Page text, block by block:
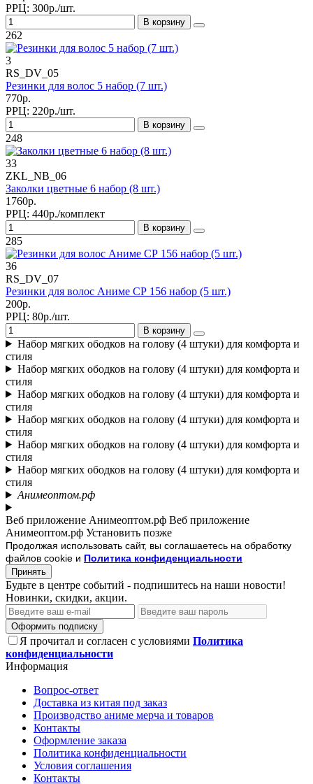
РРЦ: 300р./шт.
В корзину
262
3
RS_DV_05
Резинки для волос 5 набор (7 шт.)
770р.
РРЦ: 220р./шт.
В корзину
248
33
ZKL_NB_06
Заколки цветные 6 набор (8 шт.)
1760р.
РРЦ: 440р./комплект
В корзину
285
36
RS_DV_07
Резинки для волос Аниме СР 156 набор (5 шт.)
200р.
РРЦ: 80р./шт.
В корзину
Набор мягких ободков на голову (4 штуки) для комфорта и
стиля
Набор мягких ободков на голову (4 штуки) для комфорта и
стиля
Набор мягких ободков на голову (4 штуки) для комфорта и
стиля
Набор мягких ободков на голову (4 штуки) для комфорта и
стиля
Набор мягких ободков на голову (4 штуки) для комфорта и
стиля
Набор мягких ободков на голову (4 штуки) для комфорта и
стиля
Анимеоптом.рф
Веб приложение Анимеоптом.рф Веб приложение
Анимеоптом.рф Установить позже
Продолжая использовать сайт, вы соглашаетесь на обработку
файлов cookie и Политика конфиденциальности
Принять
Будьте в центре событий - подпишитесь на наши новости!
Новинки, скидки, акции.
Оформить подписку
Я прочитал и согласен с условиями Политика
конфиденциальности
Информация
Вопрос-ответ
Доставка из китая под заказ
Производство аниме мерча и товаров
Контакты
Оформление заказа
Политика конфиденциальности
Условия соглашения
Контакты